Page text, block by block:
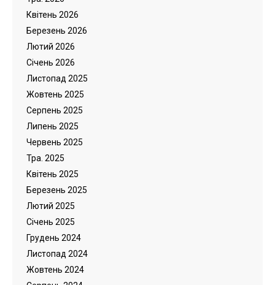
Квітень 2026
Березень 2026
Лютий 2026
Cічень 2026
Листопад 2025
Жовтень 2025
Серпень 2025
Липень 2025
Червень 2025
Тра. 2025
Квітень 2025
Березень 2025
Лютий 2025
Cічень 2025
Грудень 2024
Листопад 2024
Жовтень 2024